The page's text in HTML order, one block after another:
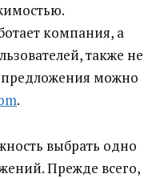
компания, а
также не
можно
.
выбрать одно
Прежде всего,